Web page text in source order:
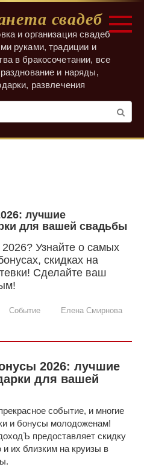
свадеб
и организация свадеб
руками, традиции и
в бракосочетании, все
и наряды,
развлечения
лучшие
для вашей свадьбы
Узнайте о самых
скидках на
Сделайте ваш
Событие Елена Смирнова
2026: лучшие
для вашей
событие, и многие
и бонусы молодоженам!
предоставляет скидку
их близким на круизы в